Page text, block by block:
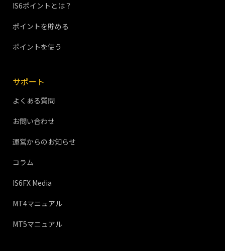
IS6ポイントとは？
ポイントを貯める
ポイントを使う
サポート
よくある質問
お問い合わせ
運営からのお知らせ
コラム
IS6FX Media
MT4マニュアル
MT5マニュアル